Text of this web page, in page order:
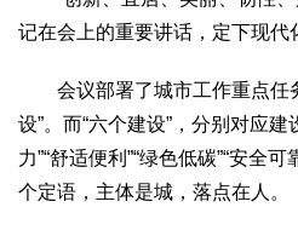
记在会上的重要讲话，定下现代
会议部署了城市工作重点任
设”。而“六个建设”，分别对应
力”“舒适便利”“绿色低碳”“安全可
个定语，主体是城，落点在人。